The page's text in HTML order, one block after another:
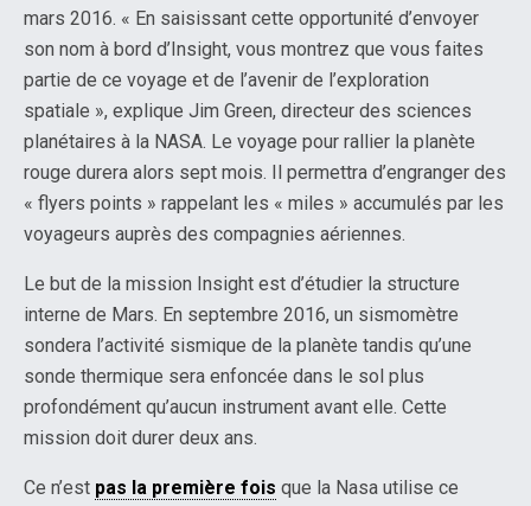
mars 2016. « En saisissant cette opportunité d’envoyer
son nom à bord d’Insight, vous montrez que vous faites
partie de ce voyage et de l’avenir de l’exploration
spatiale », explique Jim Green, directeur des sciences
planétaires à la NASA. Le voyage pour rallier la planète
rouge durera alors sept mois. Il permettra d’engranger des
« flyers points » rappelant les « miles » accumulés par les
voyageurs auprès des compagnies aériennes.
Le but de la mission Insight est d’étudier la structure
interne de Mars. En septembre 2016, un sismomètre
sondera l’activité sismique de la planète tandis qu’une
sonde thermique sera enfoncée dans le sol plus
profondément qu’aucun instrument avant elle. Cette
mission doit durer deux ans.
Ce n’est pas la première fois que la Nasa utilise ce